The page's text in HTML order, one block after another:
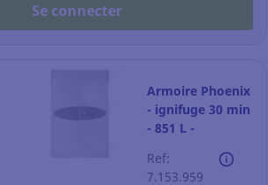
Se connecter
Armoire Phoenix
- ignifuge 30 min
- 851 L -
Ref:
7.153.959